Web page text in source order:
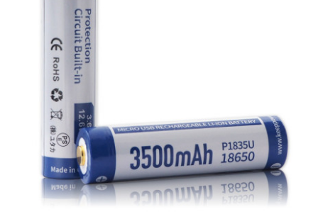
€30.60 (59.85 лв.)
KeepPower 18650 модел P1840C е чифт литиево-йонна
акумулаторни батерии с капацитет 4000 mAh (14.4 Wh) и защита (IC
Protected).Предназначена за използване в LED фенери и други
мощни консуматори.Презареждаема Li-Ion батерия с best in class
капацитет 4,000 mAh (минимално гарантирани 3,900 mAh)Тройна